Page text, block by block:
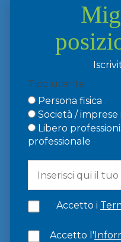
Tipo utente
Persona fisica
Società / imprese
Libero
professionale
Accetto i
Accetto l'